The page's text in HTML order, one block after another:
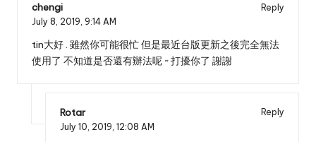
chengi
Reply
July 8, 2019, 9:14 AM
tin大好 . 雖然你可能很忙 但是最近台版更新之後完全無法
使用了 不知道是否還有辦法呢 ~ 打擾你了 謝謝
Rotar
Reply
July 10, 2019, 12:08 AM